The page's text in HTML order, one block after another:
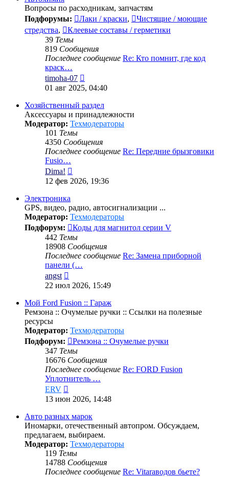
Вопросы по расходникам, запчастям
Подфорумы:
Лаки / краски,
Чистящие / моющие
стредства,
Клеевые составы / герметики
39 Темы
819 Сообщения
Последнее сообщение Re: Кто помнит, где код
краск…
timoha-07
сообщению
01 авг 2025, 04:40
Хозяйственный раздел
Аксессуары и принадлежности
Модератор: Техмодераторы
101 Темы
4350 Сообщения
Последнее сообщение Re: Передние брызговики
Fusio…
Dima!
к
12 фев 2026, 19:36
Электроника
GPS, видео, радио, автосигнализации ...
Модератор: Техмодераторы
Подфорум:
Коды для магнитол серии V
442 Темы
18908 Сообщения
Последнее сообщение Re: Замена приборной
панели (…
angst
к
сообщению
22 июл 2026, 15:49
Мой Ford Fusion :: Гараж
Ремзона :: Очумелые ручки :: Ссылки на полезные
ресурсы
Модератор: Техмодераторы
Подфорум:
Ремзона :: Очумелые ручки
347 Темы
16676 Сообщения
Последнее сообщение Re: FORD Fusion
Уплотнитель …
ERV
к
сообщению
13 июн 2026, 14:48
Авто разных марок
Иномарки, отечественный автопром. Обсуждаем,
предлагаем, выбираем.
Модератор: Техмодераторы
119 Темы
14788 Сообщения
Последнее сообщение Re: Vitaraводов бьете?